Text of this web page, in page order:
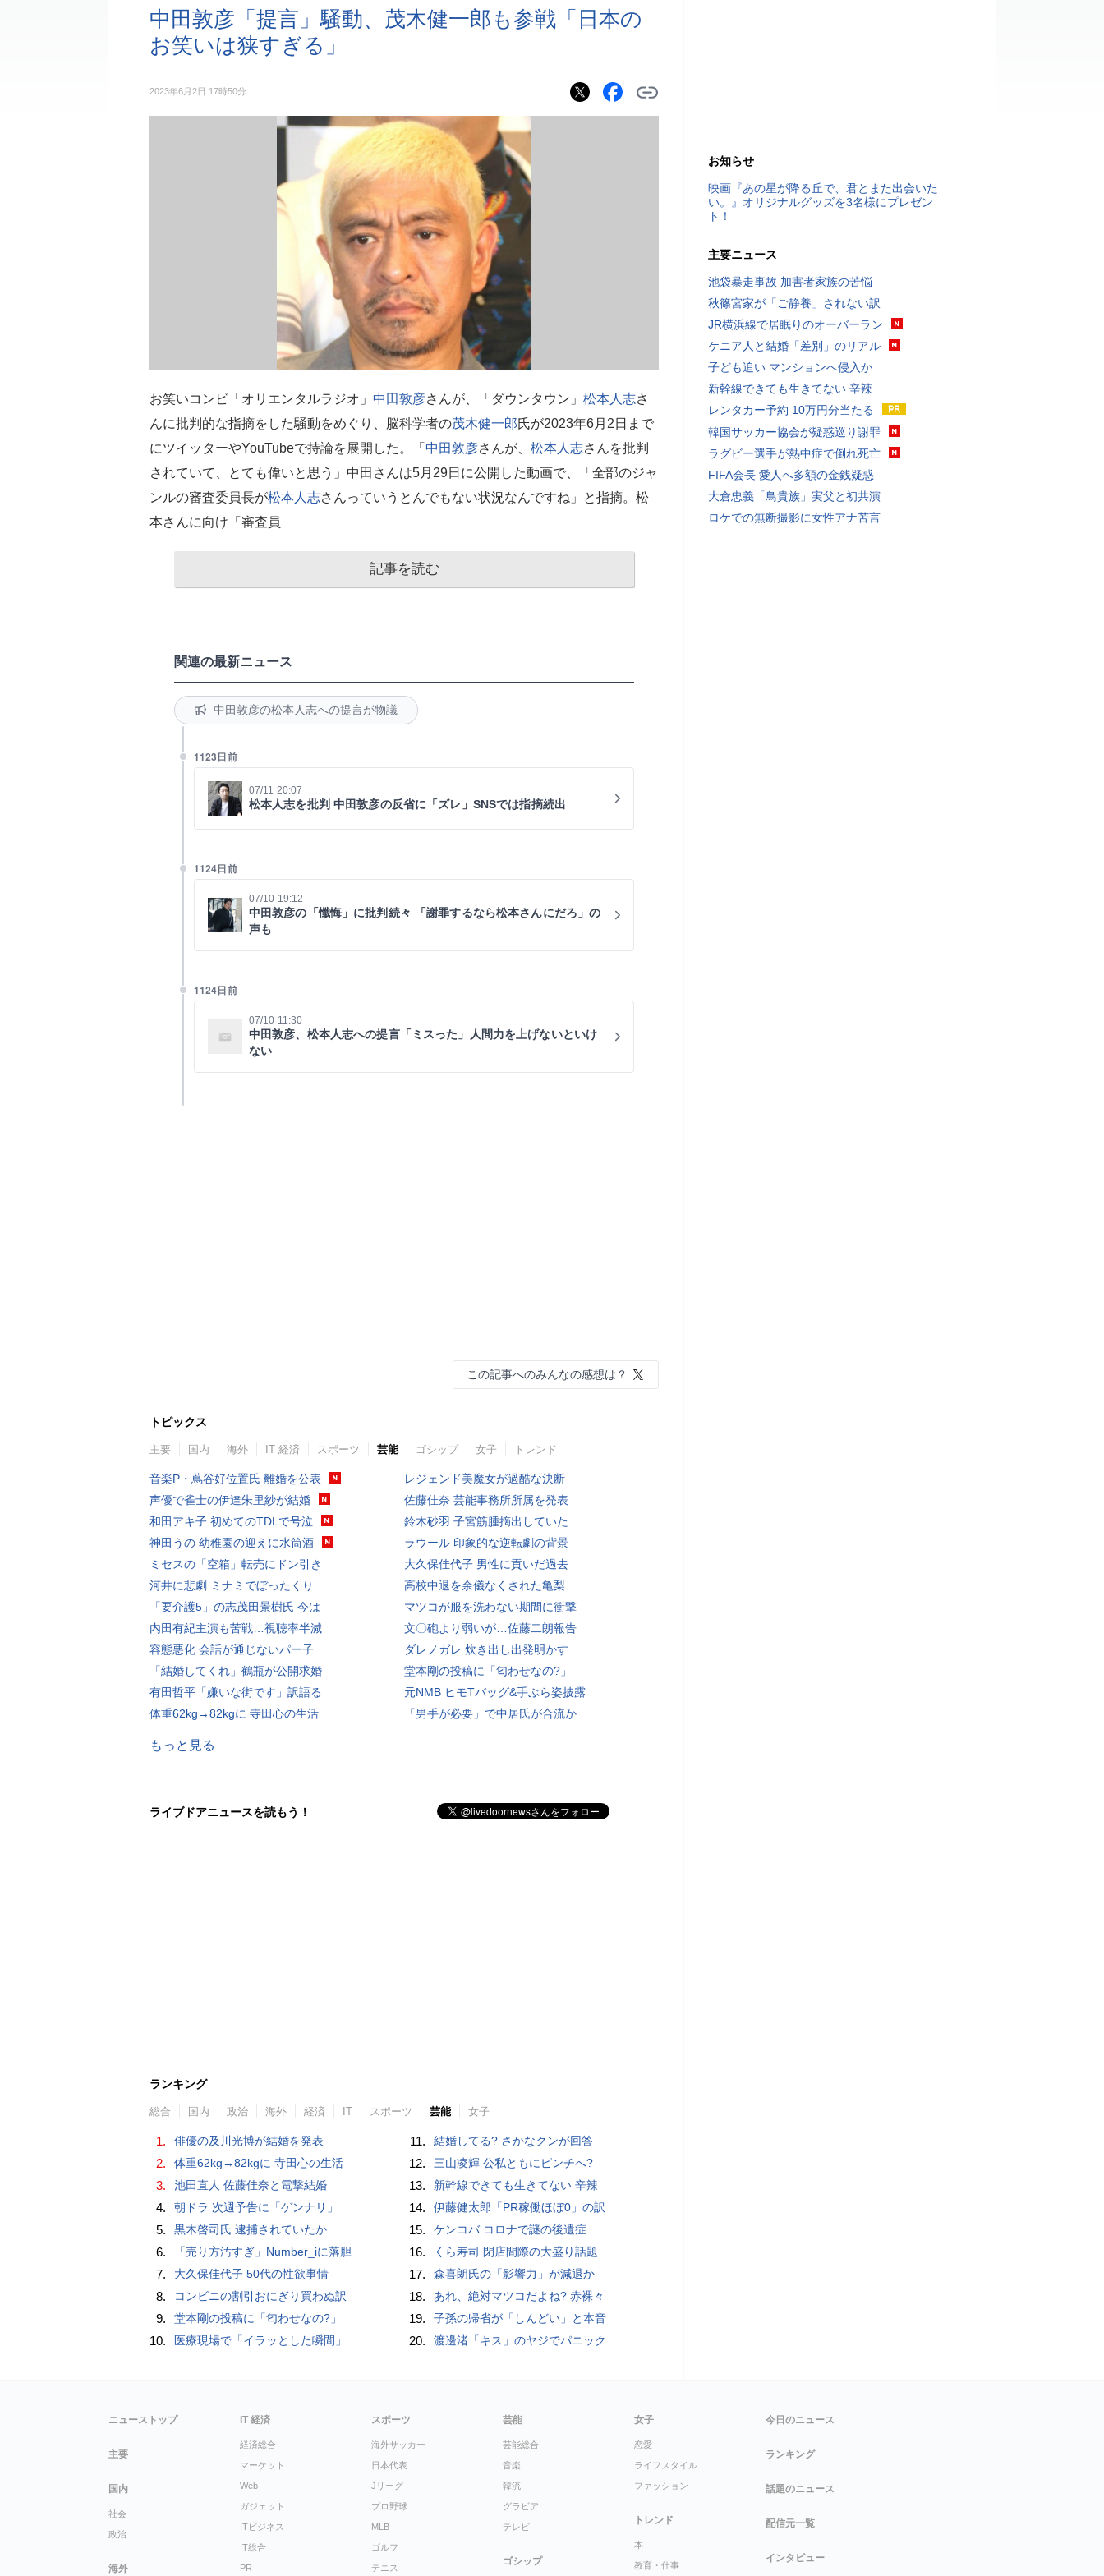
中田敦彦「提言」騒動、茂木健一郎も参戦「日本の
お笑いは狭すぎる」
2023年6月2日 17時50分
お笑いコンビ「オリエンタルラジオ」 中田敦彦さんが、「ダウンタウン」 松本人志さ
んに批判的な指摘をした騒動をめぐり、脳科学者の茂木健一郎氏が2023年6月2日まで
にツイッターやYouTubeで持論を展開した。「 中田敦彦さんが、 松本人志さんを批判
されていて、とても偉いと思う」中田さんは5月29日に公開した動画で、「全部のジャ
ンルの審査委員長が松本人志さんっていうとんでもない状況なんですね」と指摘。松
本さんに向け「審査員
記事を読む
関連の最新ニュース
中田敦彦の松本人志への提言が物議
1123日前
07/11 20:07
松本人志を批判 中田敦彦の反省に「ズレ」SNSでは指摘続出
1124日前
07/10 19:12
中田敦彦の「懺悔」に批判続々 「謝罪するなら松本さんにだろ」の
声も
1124日前
07/10 11:30
中田敦彦、松本人志への提言「ミスった」人間力を上げないといけ
ない
この記事へのみんなの感想は？
トピックス
主要 国内 海外 IT 経済 スポーツ 芸能 ゴシップ 女子 トレンド
音楽P・蔦谷好位置氏 離婚を公表
声優で雀士の伊達朱里紗が結婚
和田アキ子 初めてのTDLで号泣
神田うの 幼稚園の迎えに水筒酒
ミセスの「空箱」転売にドン引き
河井に悲劇 ミナミでぼったくり
「要介護5」の志茂田景樹氏 今は
内田有紀主演も苦戦…視聴率半減
容態悪化 会話が通じないパー子
「結婚してくれ」鶴瓶が公開求婚
有田哲平「嫌いな街です」訳語る
体重62kg→82kgに 寺田心の生活
レジェンド美魔女が過酷な決断
佐藤佳奈 芸能事務所所属を発表
鈴木砂羽 子宮筋腫摘出していた
ラウール 印象的な逆転劇の背景
大久保佳代子 男性に貢いだ過去
高校中退を余儀なくされた亀梨
マツコが服を洗わない期間に衝撃
文〇砲より弱いが…佐藤二朗報告
ダレノガレ 炊き出し出発明かす
堂本剛の投稿に「匂わせなの?」
元NMB ヒモTバッグ&手ぶら姿披露
「男手が必要」で中居氏が合流か
もっと見る
ライブドアニュースを読もう！
ランキング
総合 国内 政治 海外 経済 IT スポーツ 芸能 女子
1. 俳優の及川光博が結婚を発表
2. 体重62kg→82kgに 寺田心の生活
3. 池田直人 佐藤佳奈と電撃結婚
4. 朝ドラ 次週予告に「ゲンナリ」
5. 黒木啓司氏 逮捕されていたか
6. 「売り方汚すぎ」Number_iに落胆
7. 大久保佳代子 50代の性欲事情
8. コンビニの割引おにぎり買わぬ訳
9. 堂本剛の投稿に「匂わせなの?」
10. 医療現場で「イラッとした瞬間」
11. 結婚してる? さかなクンが回答
12. 三山凌輝 公私ともにピンチへ?
13. 新幹線できても生きてない 辛辣
14. 伊藤健太郎「PR稼働ほぼ0」の訳
15. ケンコバ コロナで謎の後遺症
16. くら寿司 閉店間際の大盛り話題
17. 森喜朗氏の「影響力」が減退か
18. あれ、絶対マツコだよね? 赤裸々
19. 子孫の帰省が「しんどい」と本音
20. 渡邊渚「キス」のヤジでパニック
お知らせ
映画『あの星が降る丘で、君とまた出会いた
い。』オリジナルグッズを3名様にプレゼン
ト！
主要ニュース
池袋暴走事故 加害者家族の苦悩
秋篠宮家が「ご静養」されない訳
JR横浜線で居眠りのオーバーラン
ケニア人と結婚「差別」のリアル
子ども追い マンションへ侵入か
新幹線できても生きてない 辛辣
レンタカー予約 10万円分当たる
韓国サッカー協会が疑惑巡り謝罪
ラグビー選手が熱中症で倒れ死亡
FIFA会長 愛人へ多額の金銭疑惑
大倉忠義「鳥貴族」実父と初共演
ロケでの無断撮影に女性アナ苦言
ニューストップ
主要
国内
社会
政治
海外
IT 経済
経済総合
マーケット
Web
ガジェット
ITビジネス
IT総合
PR
スポーツ
海外サッカー
日本代表
Jリーグ
プロ野球
MLB
ゴルフ
テニス
芸能
芸能総合
音楽
韓流
グラビア
テレビ
ゴシップ
女子
恋愛
ライフスタイル
ファッション
トレンド
本
教育・仕事
今日のニュース
ランキング
話題のニュース
配信元一覧
インタビュー